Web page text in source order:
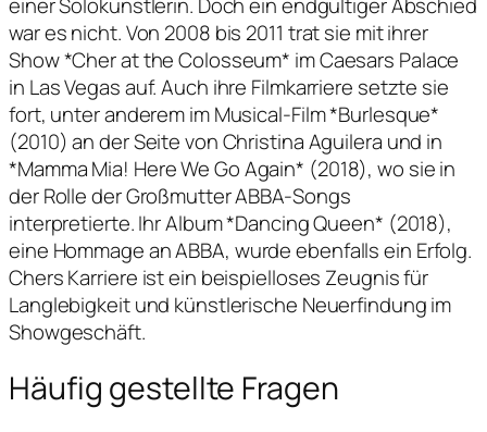
war es nicht. Von 2008 bis 2011 trat sie mit ihrer
Show *Cher at the Colosseum* im Caesars Palace
in Las Vegas auf. Auch ihre Filmkarriere setzte sie
fort, unter anderem im Musical-Film *Burlesque*
(2010) an der Seite von Christina Aguilera und in
*Mamma Mia! Here We Go Again* (2018), wo sie in
der Rolle der Großmutter ABBA-Songs
interpretierte. Ihr Album *Dancing Queen* (2018),
eine Hommage an ABBA, wurde ebenfalls ein Erfolg.
Chers Karriere ist ein beispielloses Zeugnis für
Langlebigkeit und künstlerische Neuerfindung im
Showgeschäft.
Häufig gestellte Fragen